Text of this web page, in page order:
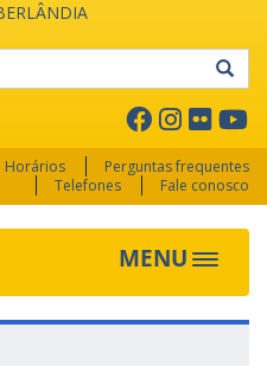
Horários
Perguntas frequentes
Telefones
Fale conosco
MENU Toggle